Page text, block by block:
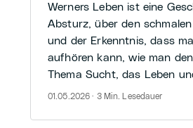
Werners Leben ist eine
Absturz, über den
und der Erkenntnis, dass
aufhören kann, wie man
Thema Sucht, das Leben
01.05.2026 · 3 Min. Lesedauer